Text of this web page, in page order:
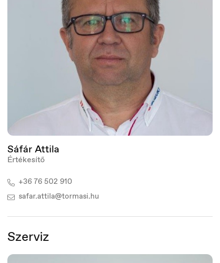
Hungary
Sáfár Attila
Értékesítő
+36 76 502 910
safar.attila@tormasi.hu
Szerviz